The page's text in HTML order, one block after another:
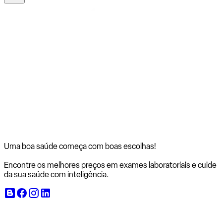
Uma boa saúde começa com boas escolhas!
Encontre os melhores preços em exames laboratoriais e cuide
da sua saúde com inteligência.